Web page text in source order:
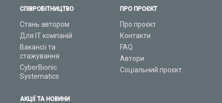
СПІВРОБІТНИЦТВО
Стань автором
Для ІТ компаній
Вакансії та
стажування
CyberBionic
Systematics
АКЦІЇ ТА НОВИНИ
ПРО ПРОЄКТ
Про проєкт
Контакти
FAQ
Автори
Соціальний проєкт